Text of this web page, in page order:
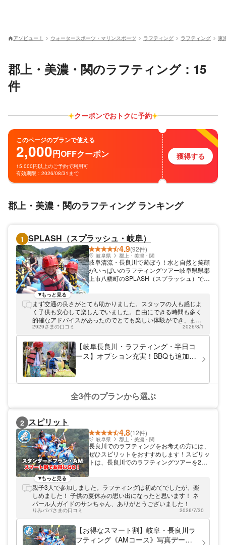
アソビュー！ ウォータースポーツ・マリンスポーツ ラフティング ラフティング 東
郡上・美濃・関のラフティング：15
件
クーポンでおトクに予約
このページのプランで使える
2,000円OFFクーポン
15,000円以上のご予約で利用可
有効期限：2026/08/31まで
獲得する
郡上・美濃・関のラフティング ランキング
1 SPLASH（スプラッシュ・岐阜）
4.9(92件)
岐阜県 郡上・美濃・関
岐阜清流・長良川で遊ぼう！水と自然と笑顔
がいっぱいのラフティングツアー岐阜県県郡
上市八幡町のSPLASH（スプラッシュ）で
な自然体験を 日本三大清流のひとつに数え
られる長良川。水質汚染が少なく、非常に美
しい水流です。だから飛び込んでみたり、泳
いでみたり、びしょびしょになるまで楽しむ
のがおすすめ。雄大な自然に恵まれた長良川
を、水しぶきを浴びながら下っていきましょ
う。 スリル満点、まさに自然のテーマパー
ク！多彩な楽しみ方をご提供します！ 特殊
たっぷり味わえます。ダイビングポイントで
の飛び込みも楽しいですよ。当店では長良川
で唯一、ハイドロスピードを取り扱っていま
イドがご案内。初心者のあなたをフルサポー
トしますので安心です。ぜひお気軽に遊びに
来てくださいね！
もっと見る
まず交通の良さがとても助かりました。スタッフの人も感じよ
く子供も安心して楽しんでいました。自由にできる時間も多く
的確なアドバイスがあったのでとても楽しい体験ができ、また
行きたいです。ありがとうございました。
2929さまの口コミ 2026/8/1
【岐阜長良川・ラフティング・半日コ
ース】オプション充実！BBQも追加可
ら参加可能！＞写真プレゼント！
全3件のプランから選ぶ
2 スピリット
4.8(12件)
岐阜県 郡上・美濃・関
長良川でのラフティングをお考えの方には、
ぜひスピリットをおすすめします！スピリッ
トは、長良川でのラフティングツアーを20
お客様に安全かつ楽しい長良川の旅をご案内
いたします。岐阜県郡上市は、名古屋から車
で約1時間のアクセスも魅力的です。手ぶら
で気軽にアウトドアを楽しめるので、初めて
の方でも気軽に参加できます。ぜひスピリッ
トで、美しい自然に囲まれた長良川を満喫し
てください。
もっと見る
親子3人で参加しました。ラフティングは初めてでしたが、楽
しめました！ 子供の夏休みの思い出になったと思います！ ネ
パール人ガイドのサンちゃん、ありがとうございました！
りみパパさまの口コミ 2026/7/30
【お得なスマート割】岐阜・長良川ラ
フティング《AMコース》写真データ